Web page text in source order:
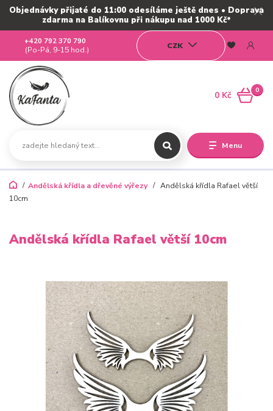
Objednávky přijaté do 11:00 odesíláme ještě dnes • Doprava
zdarma na Balíkovnu při nákupu nad 1000 Kč*
Menu
CZK
+420 792 370 790
(Po-Pá, 9-15 hod.)
0
0 Kč
Andělská křídla a dřevěné výřezy
Andělská křídla Rafael větší
10cm
Andělská křídla Rafael větší 10cm